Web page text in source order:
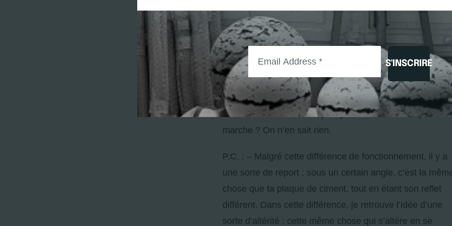
de plastique, devient une présence pleine.
C.d.S. : – Oui, mais cela n’est valable que pour les
accidents, sous forme de tâches. Il y a aussi toute la
coloration, qui, elle, n’obéit plus à ce que tu dis. Ce que
avances, est surtout juste pour les bulles. Par contre,
toute cette coloration là, par quel miracle est-ce que cela
marche ? On n’en sait rien.
P.C. : – Malgré cette différence de fonctionnement, il y a
une sorte de report ; sous un certain angle, c’est la
chose que ta plaque de ciment, tout en étant son reflet
différent. Dans cette différence, je retrouve l’idée d’une
sorte d’altérité : cette même chose qui s’altère en se
S'INSCRIRE